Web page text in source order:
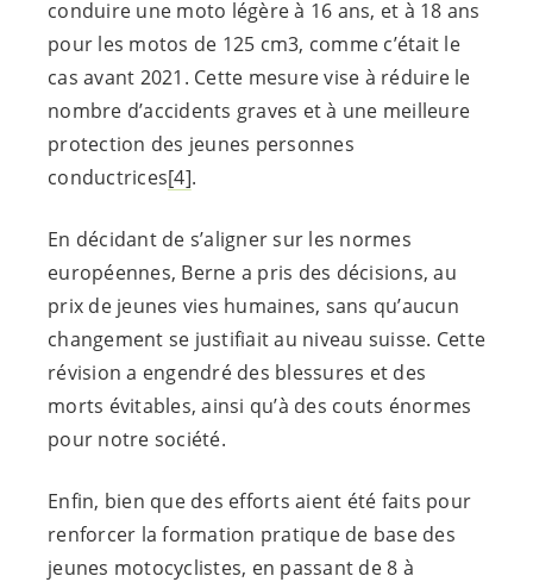
conduire une moto légère à 16 ans, et à 18 ans
pour les motos de 125 cm3, comme c’était le
cas avant 2021. Cette mesure vise à réduire le
nombre d’accidents graves et à une meilleure
protection des jeunes personnes
conductrices[4].
En décidant de s’aligner sur les normes
européennes, Berne a pris des décisions, au
prix de jeunes vies humaines, sans qu’aucun
changement se justifiait au niveau suisse. Cette
révision a engendré des blessures et des
morts évitables, ainsi qu’à des couts énormes
pour notre société.
Enfin, bien que des efforts aient été faits pour
renforcer la formation pratique de base des
jeunes motocyclistes, en passant de 8 à